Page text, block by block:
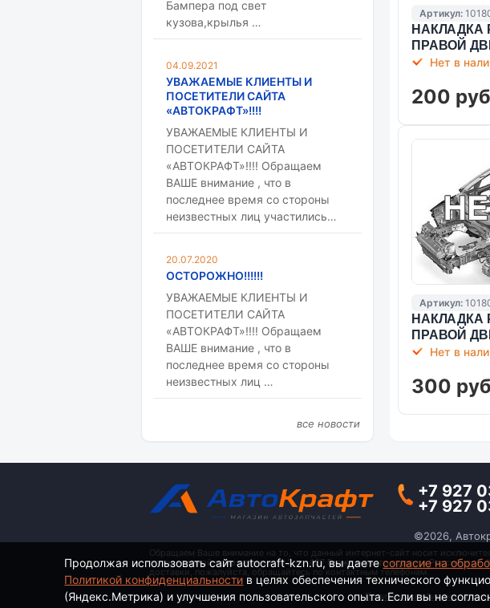
Артикул:
НАКЛАДКА
ПРАВОЙ
Нет в
200
Артикул:
НАКЛАДКА
ПРАВОЙ
Нет в
300
Бампера под свет
кузова,крылья …
04.09.2021
УВАЖАЕМЫЕ КЛИЕНТЫ И
ПОСЕТИТЕЛИ САЙТА
«АВТОКРАФТ»!!!!
УВАЖАЕМЫЕ КЛИЕНТЫ И
ПОСЕТИТЕЛИ САЙТА
«АВТОКРАФТ»!!!! Обращаем
ВАШЕ внимание , что в
последнее время со стороны
неизвестных лиц участились…
20.07.2020
ОСТОРОЖНО!!!!!!
УВАЖАЕМЫЕ КЛИЕНТЫ И
ПОСЕТИТЕЛИ САЙТА
«АВТОКРАФТ»!!!! Обращаем
ВАШЕ внимание , что в
последнее время со стороны
неизвестных лиц …
все новости
+7 927
+7 927
©2026,
Обращаем Ваше внимание на то, что данный интернет-сайт носит
определяемой положениями ч. 2 ст. 437 Гражданского кодекса
доставки, пожалуйста, обращайтесь по контактным телефонам.
Политика
Продолжая использовать сайт autocraft-kzn.ru, вы даетесогласие на
Политикой конфиденциальности в целях обеспечения технического
(Яндекс.Метрика) и улучшения пользовательского опыта. Если вы не